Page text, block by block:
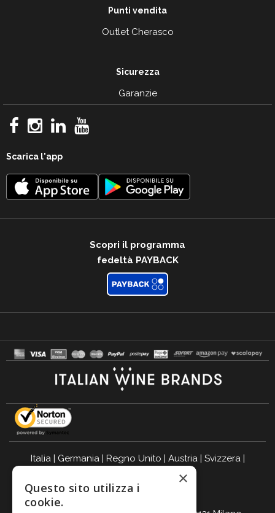
Punti vendita
Outlet Cherasco
Sicurezza
Garanzie
Scarica l'app
Scopri il programma
fedeltà PAYBACK
Italia| Germania| Regno Unito | Austria| Svizzera|
Belgio
×
Questo sito utilizza i
cookie.